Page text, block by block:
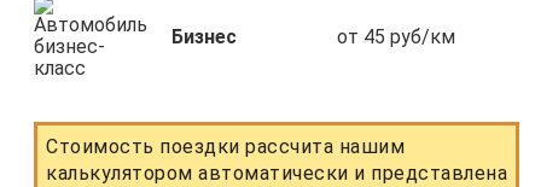
Бизнес от 45 руб/км
Стоимость поездки рассчита нашим
калькулятором автоматически и представлена